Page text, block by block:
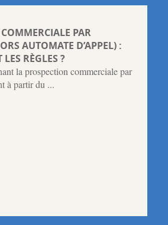
PAR
AUTOMATE D’APPEL) :
RÈGLES ?
la prospection commerciale par
à partir du ...